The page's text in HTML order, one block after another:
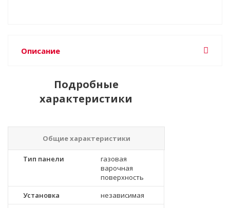
Описание
Подробные
характеристики
Общие характеристики
Тип панели
газовая
варочная
поверхность
Установка
независимая